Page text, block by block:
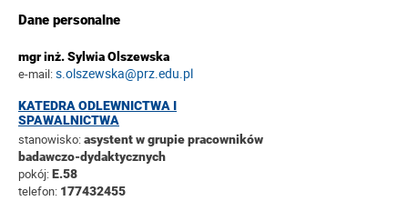
Dane personalne
mgr inż. Sylwia Olszewska
e-mail:s.olszewska@prz.edu.pl
KATEDRA ODLEWNICTWA I
SPAWALNICTWA
stanowisko:asystent w grupie pracowników
badawczo-dydaktycznych
pokój:E.58
telefon: 177432455